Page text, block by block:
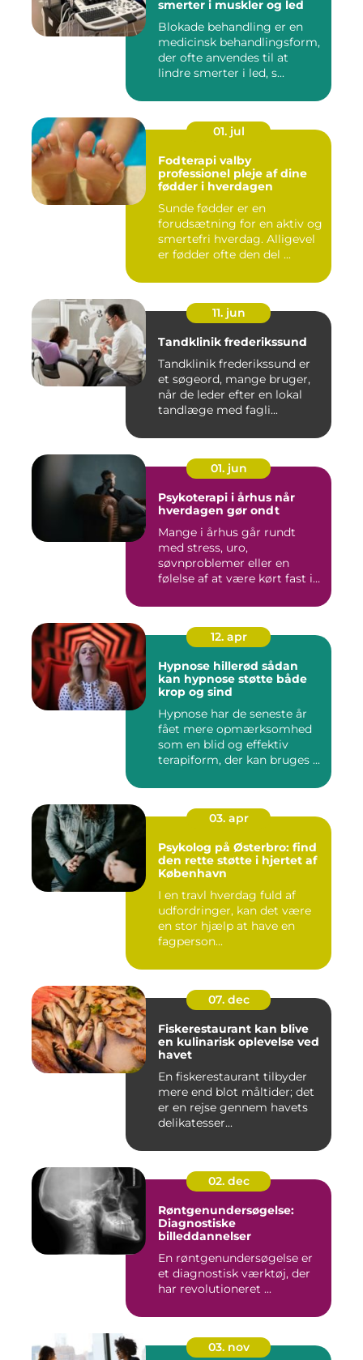
smerter i muskler og led
Blokade behandling er en
medicinsk behandlingsform,
der ofte anvendes til at
lindre smerter i led, s...
01. jul
Fodterapi valby
professionel pleje af dine
fødder i hverdagen
Sunde fødder er en
forudsætning for en aktiv og
smertefri hverdag. Alligevel
er fødder ofte den del ...
11. jun
Tandklinik frederikssund
Tandklinik frederikssund er
et søgeord, mange bruger,
når de leder efter en lokal
tandlæge med fagli...
01. jun
Psykoterapi i århus når
hverdagen gør ondt
Mange i århus går rundt
med stress, uro,
søvnproblemer eller en
følelse af at være kørt fast i
12. apr
Hypnose hillerød sådan
kan hypnose støtte både
krop og sind
Hypnose har de seneste år
fået mere opmærksomhed
som en blid og effektiv
terapiform, der kan bruges ...
03. apr
Psykolog på Østerbro: find
den rette støtte i hjertet af
København
I en travl hverdag fuld af
udfordringer, kan det være
en stor hjælp at have en
fagperson...
07. dec
Fiskerestaurant kan blive
en kulinarisk oplevelse ved
havet
En fiskerestaurant tilbyder
mere end blot måltider; det
er en rejse gennem havets
delikatesser...
02. dec
Røntgenundersøgelse:
Diagnostiske
billeddannelser
En røntgenundersøgelse er
et diagnostisk værktøj, der
har revolutioneret ...
03. nov